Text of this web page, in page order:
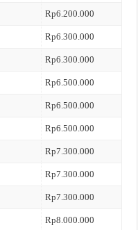
Rp6.200.000
Rp6.300.000
Rp6.300.000
Rp6.500.000
Rp6.500.000
Rp6.500.000
Rp7.300.000
Rp7.300.000
Rp7.300.000
Rp8.000.000